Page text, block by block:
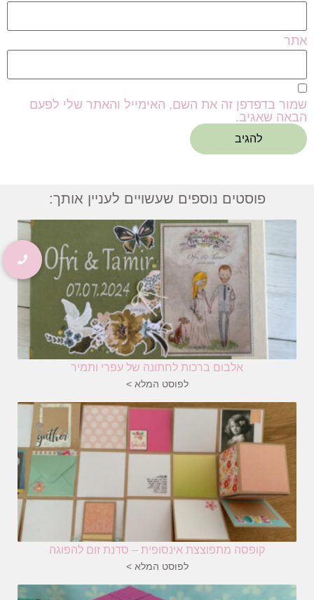
אתר
שמור בדפדפן זה את השם, האימייל והאתר שלי לפעם
הבאה שאגיב.
פוסטים נוספים שעשויים לעניין אותך:
אלבום ברכות לחתונה של עפרי ותמיר
לפוסט המלא >
קופסה מתפוצצת אינסופית – סדנת זום להפוגה
לפוסט המלא >